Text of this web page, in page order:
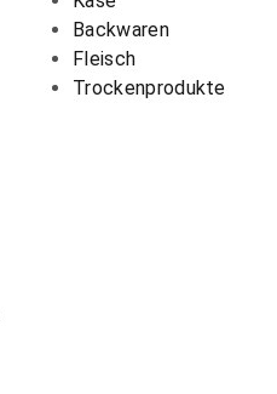
Käse
Backwaren
Fleisch
Trockenprodukte